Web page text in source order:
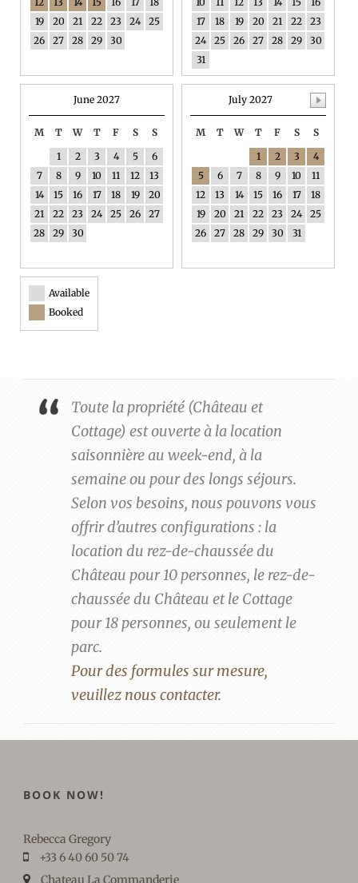
19
20 21 22 23 24
25
26
27 28 29 30
17
18 19 20 21 22
23
24
25 26 27 28 29
30
31
June 2027
M T W T F S
S
1
2 3 4 5
6
7
8 9 10 11 12
13
14
15 16 17 18 19
20
21
22 23 24 25 26
27
28
29 30
July 2027
M T W T F S
S
1
2 3
4
5
6 7 8 9 10
11
12
13 14 15 16 17
18
19
20 21 22 23 24
25
26
27 28 29 30 31
Available
Booked
Toute la propriété (Château et
Cottage) est ouverte à la location
saisonnière au week-end, à la
semaine ou pour des longs séjours.
Selon vos besoins, nous pouvons vous
offrir d’autres configurations : la
location du rez-de-chaussée du
Château pour 10 personnes, le rez-de-
chaussée du Château et le Cottage
pour 18 personnes, ou seulement le
parc.
Pour des formules sur mesure,
veuillez nous contacter.
BOOK NOW!
Rebecca Gregory
+33 6 40 60 50 74
Chateau La Commanderie